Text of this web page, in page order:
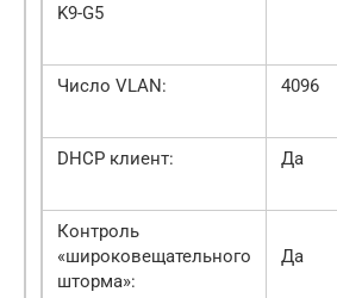
K9-G5
Число VLAN: 4096
DHCP клиент: Да
Контроль
«широковещательного
шторма»:
Да